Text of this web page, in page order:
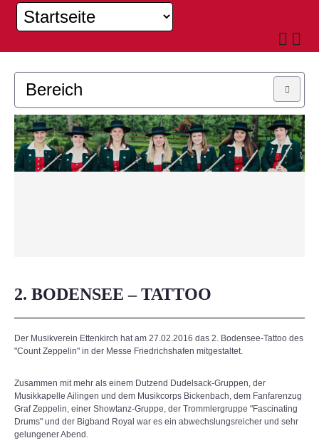
Bereich
MUSIKKAPELLE
JUGEND
2. BODENSEE – TATTOO
Der Musikverein Ettenkirch hat am 27.02.2016 das 2. Bodensee-Tattoo des
"Count Zeppelin" in der Messe Friedrichshafen mitgestaltet.
Zusammen mit mehr als einem Dutzend Dudelsack-Gruppen, der
Musikkapelle Ailingen und dem Musikcorps Bickenbach, dem Fanfarenzug
Graf Zeppelin, einer Showtanz-Gruppe, der Trommlergruppe "Fascinating
Drums" und der Bigband Royal war es ein abwechslungsreicher und sehr
gelungener Abend.